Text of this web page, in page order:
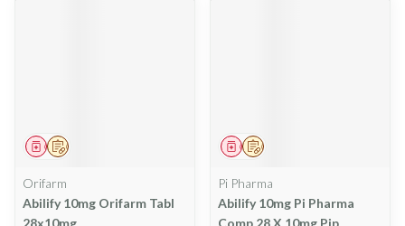
Op voorschrift
Geneesmiddel
Orifarm
Abilify 10mg Orifarm Tabl
28x10mg
Op voorschrift
Geneesmiddel
Pi Pharma
Abilify 10mg Pi Pharma
Comp 28 X 10mg Pip